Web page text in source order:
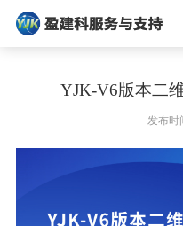
YJK-V6版本二
发布时